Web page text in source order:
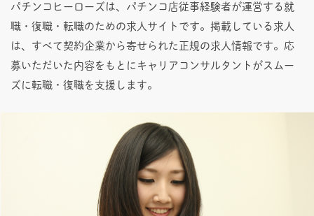
パチンコヒーローズは、パチンコ店従事経験者が運営する就
職・復職・転職のための求人サイトです。掲載している求人
は、すべて契約企業から寄せられた正規の求人情報です。応
募いただいた内容をもとにキャリアコンサルタントがスムー
ズに転職・復職を支援します。